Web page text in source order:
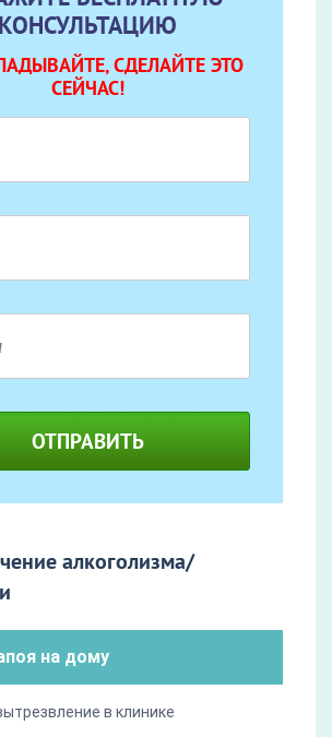
КОНСУЛЬТАЦИЮ
СДЕЛАЙТЕ ЭТО
СЕЙЧАС!
ОТПРАВИТЬ
алкоголизма/
на дому
в клинике